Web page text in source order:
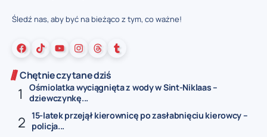
Śledź nas, aby być na bieżąco z tym, co ważne!
Chętnie czytane dziś
Ośmiolatka wyciągnięta z wody w Sint-Niklaas –
dziewczynkę...
15-latek przejął kierownicę po zasłabnięciu kierowcy –
policja...